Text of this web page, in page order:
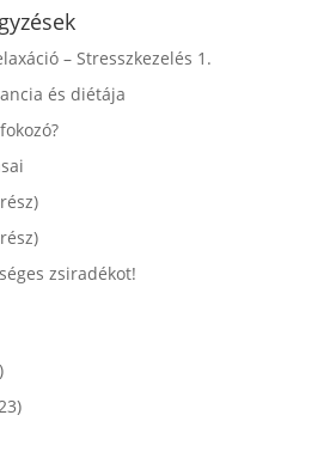
– Stresszkezelés 1.
és diétája
zsiradékot!